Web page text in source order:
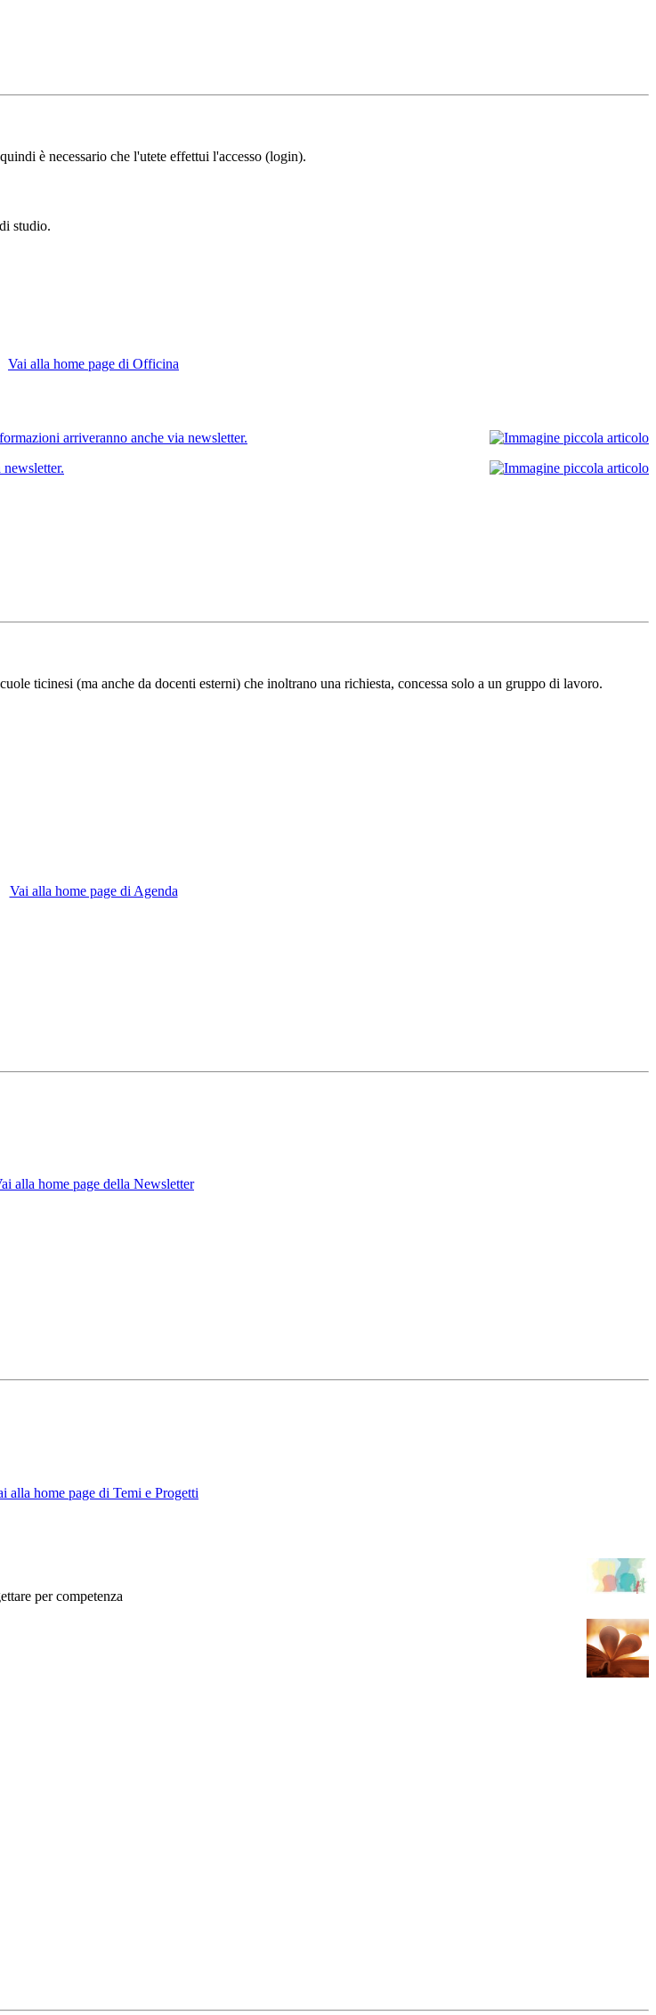
è necessario che l'utete effettui l'accesso (login).
studio.
Vai alla home page di Officina
arriveranno anche via newsletter.
ticinesi (ma anche da docenti esterni) che inoltrano una richiesta, concessa solo a un gruppo di lavoro.​
Vai alla home page di Agenda
alla home page della Newsletter
alla home page di Temi e Progetti
per competenza